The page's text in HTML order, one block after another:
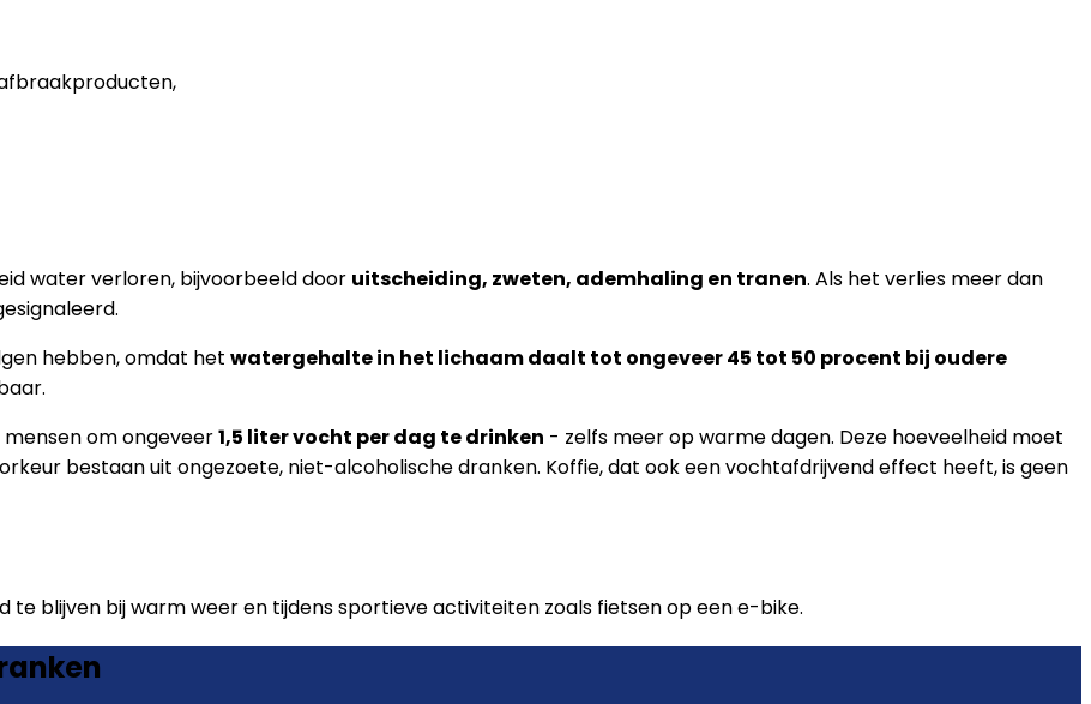
water verloren, bijvoorbeeld door uitscheiding, zweten, ademhaling en tranen. Als het verlies meer dan
hebben, omdat het watergehalte in het lichaam daalt tot ongeveer 45 tot 50 procent bij oudere
mensen om ongeveer1,5 liter vocht per dag te drinken - zelfs meer op warme dagen. Deze hoeveelheid moet
bestaan uit ongezoete, niet-alcoholische dranken. Koffie, dat ook een vochtafdrijvend effect heeft, is geen
blijven bij warm weer en tijdens sportieve activiteiten zoals fietsen op een e-bike.